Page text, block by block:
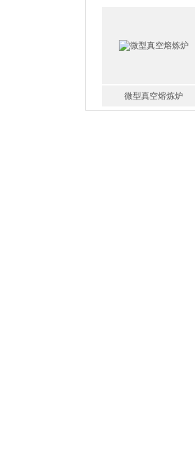
小型真空感应熔炼炉